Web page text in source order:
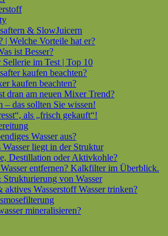
& SlowJuicern
| Welche Vorteile hat er?
ist Besser?
im Test | Top 10
kaufen beachten?
kaufen beachten?
dran am neuen Mixer Trend?
– das sollten Sie wissen!
als „frisch gekauft“!
Wasser aus?
liegt in der Struktur
Destillation oder Aktivkohle?
entfernen? Kalkfilter im Überblick.
von Wasser
Wasserstoff Wasser trinken?
mineralisieren?